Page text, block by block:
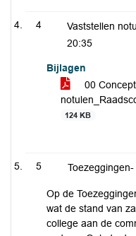
4
Vaststellen
20:35
Bijlagen
00
124 KB
5
Op de
wat de stand van
college aan de